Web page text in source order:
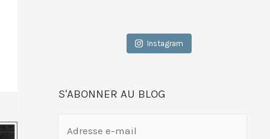
Instagram
S'ABONNER AU BLOG